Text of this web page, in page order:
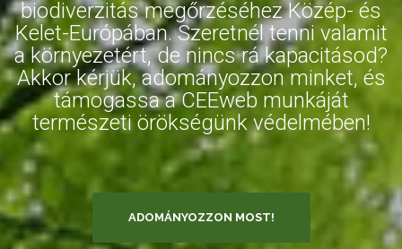
biodiverzitás megőrzéséhez Közép- és
Kelet-Európában. Szeretnél tenni valamit
a környezetért, de nincs rá kapacitásod?
Akkor kérjük, adományozzon minket, és
támogassa a CEEweb munkáját
természeti örökségünk védelmében!
ADOMÁNYOZZON MOST!